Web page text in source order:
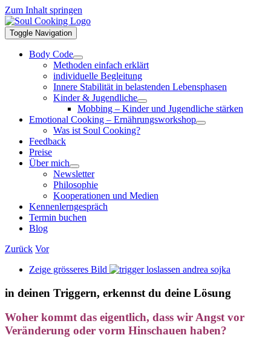
Zum Inhalt springen
Toggle Navigation
Body Code
Methoden einfach erklärt
individuelle Begleitung
Innere Stabilität in belastenden Lebensphasen
Kinder & Jugendliche
Mobbing – Kinder und Jugendliche stärken
Emotional Cooking – Ernährungsworkshop
Was ist Soul Cooking?
Feedback
Preise
Über mich
Newsletter
Philosophie
Kooperationen und Medien
Kennenlerngespräch
Termin buchen
Blog
Zurück Vor
Zeige grösseres Bild
in deinen Triggern, erkennst du deine Lösung
Woher kommt das eigentlich, dass wir Angst vor
Veränderung oder vorm Hinschauen haben?